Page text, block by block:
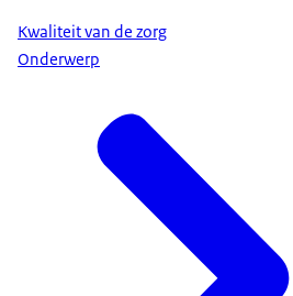
Kwaliteit van de zorg
Onderwerp